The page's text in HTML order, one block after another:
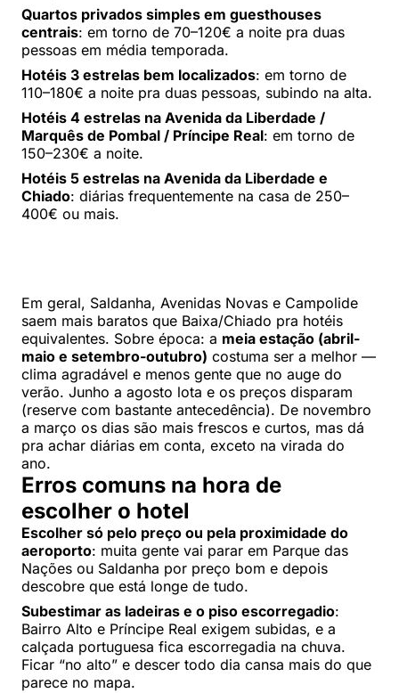
Quartos privados simples em guesthouses
centrais: em torno de 70–120€ a noite pra duas
pessoas em média temporada.
Hotéis 3 estrelas bem localizados: em torno de
110–180€ a noite pra duas pessoas, subindo na alta.
Hotéis 4 estrelas na Avenida da Liberdade /
Marquês de Pombal / Príncipe Real: em torno de
150–230€ a noite.
Hotéis 5 estrelas na Avenida da Liberdade e
Chiado: diárias frequentemente na casa de 250–
400€ ou mais.
Em geral, Saldanha, Avenidas Novas e Campolide
saem mais baratos que Baixa/Chiado pra hotéis
equivalentes. Sobre época: a meia estação (abril-
maio e setembro-outubro) costuma ser a melhor —
clima agradável e menos gente que no auge do
verão. Junho a agosto lota e os preços disparam
(reserve com bastante antecedência). De novembro
a março os dias são mais frescos e curtos, mas dá
pra achar diárias em conta, exceto na virada do
ano.
Erros comuns na hora de
escolher o hotel
Escolher só pelo preço ou pela proximidade do
aeroporto: muita gente vai parar em Parque das
Nações ou Saldanha por preço bom e depois
descobre que está longe de tudo.
Subestimar as ladeiras e o piso escorregadio:
Bairro Alto e Príncipe Real exigem subidas, e a
calçada portuguesa fica escorregadia na chuva.
Ficar “no alto” e descer todo dia cansa mais do que
parece no mapa.